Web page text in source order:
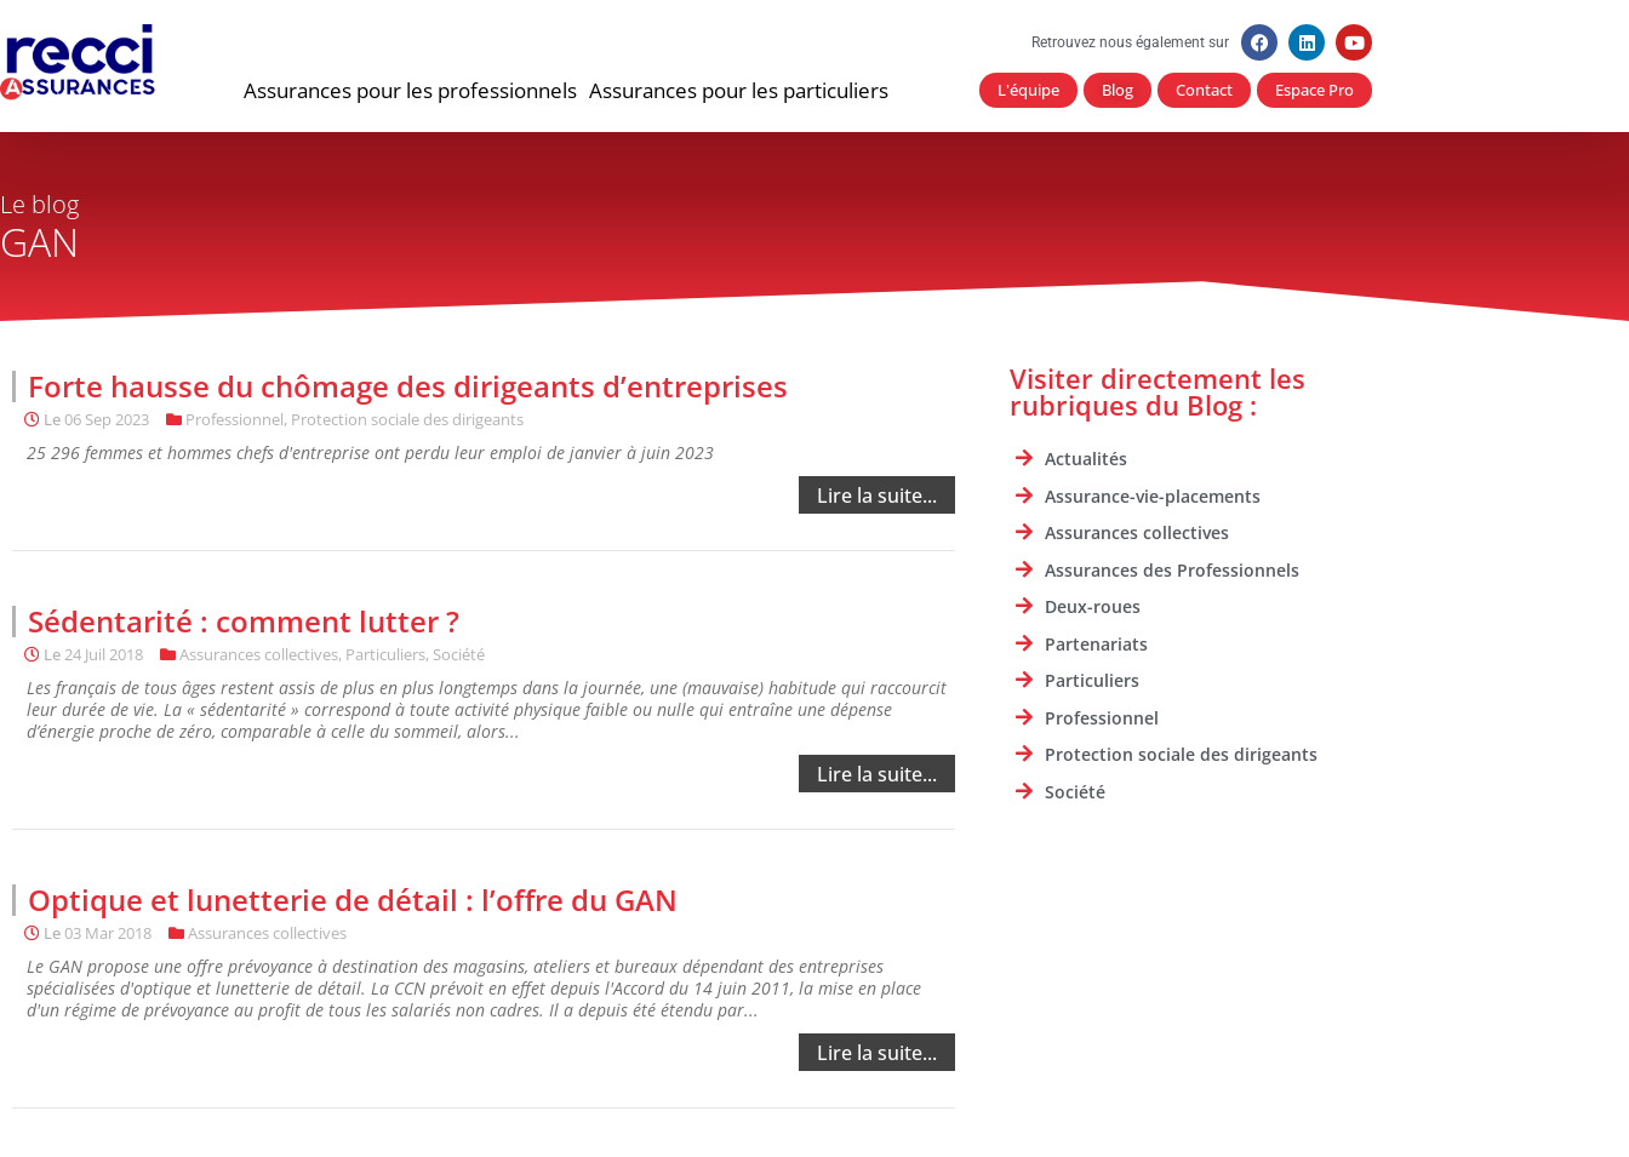
Assurances pour les professionnels Assurances pour les particuliers
Retrouvez nous également sur
L'équipe Blog Contact Espace Pro
Le blog
GAN
Forte hausse du chômage des dirigeants d’entreprises
Le06 Sep 2023 Professionnel, Protection sociale des dirigeants
25 296 femmes et hommes chefs d'entreprise ont perdu leur emploi de janvier à juin 2023
Lire la suite...
Sédentarité : comment lutter ?
Le24 Juil 2018 Assurances collectives, Particuliers, Société
Les français de tous âges restent assis de plus en plus longtemps dans la journée, une (mauvaise) habitude qui raccourcit
leur durée de vie. La « sédentarité » correspond à toute activité physique faible ou nulle qui entraîne une dépense
d’énergie proche de zéro, comparable à celle du sommeil, alors...
Lire la suite...
Optique et lunetterie de détail : l’offre du GAN
Le03 Mar 2018 Assurances collectives
Le GAN propose une offre prévoyance à destination des magasins, ateliers et bureaux dépendant des entreprises
spécialisées d'optique et lunetterie de détail. ​​​​​​​​​​​​La CCN prévoit en effet depuis l'Accord du 14 juin 2011, la mise en place
d'un régime de prévoyance au profit de tous les salariés non cadres. Il a depuis été étendu par...
Lire la suite...
Visiter directement les
rubriques du Blog :
Actualités
Assurance-vie-placements
Assurances collectives
Assurances des Professionnels
Deux-roues
Partenariats
Particuliers
Professionnel
Protection sociale des dirigeants
Société